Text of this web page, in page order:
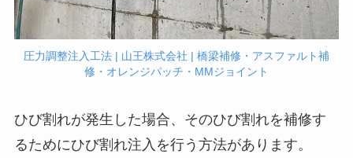
圧力調整注入工法 | 山王株式会社 | 橋梁補修・アスファルト補
修・オレンジパッチ・MMジョイント
ひび割れが発生した場合、そのひび割れを補修す
るためにひび割れ注入を行う方法があります。